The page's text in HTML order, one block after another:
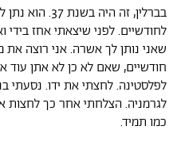
בברלין, זה היה
לחודשיים. לפני שיצאתי אחז בידי
שאני נותן לך אשרה. אני רוצה
חודשיים, שאם לא כן לא אתן עוד
לגרמניה. הצלחתי אחר כך לחצות
כמו תמיד.